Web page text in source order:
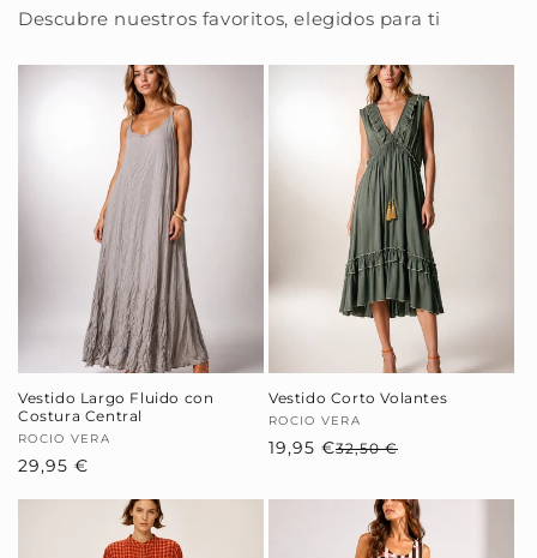
Descubre nuestros favoritos, elegidos para ti
Vestido Largo Fluido con
Costura Central
Proveedor:
ROCIO VERA
Precio
29,95 €
Vestido Corto Volantes
Proveedor:
ROCIO VERA
32,50 €
oferta
19,95 €